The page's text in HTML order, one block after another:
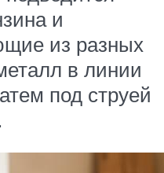
и
из разных
в линии
под струей